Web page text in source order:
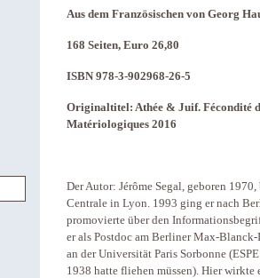
Aus dem Französischen von Georg
168 Seiten, Euro 26,80
ISBN 978-3-902968-26-5
Originaltitel: Athée & Juif. Fécondité
Matériologiques 2016
Der Autor: Jérôme Segal, geboren
Centrale in Lyon. 1993 ging er nach
promovierte über den
er als Postdoc am Berliner Max-
an der Universität Paris Sorbonne
1938 hatte fliehen müssen). Hier wirkte